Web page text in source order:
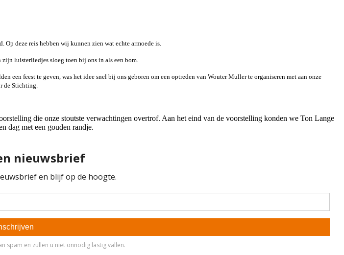
deze reis hebben wij kunnen zien wat echte armoede is.
luisterliedjes sloeg toen bij ons in als een bom.
een feest te geven, was het idee snel bij ons geboren om een optreden van Wouter Muller te organiseren met aan onze
de Stichting.
die onze stoutste verwachtingen overtrof. Aan het eind van de voorstelling konden we Ton Lange
dag met een gouden randje.